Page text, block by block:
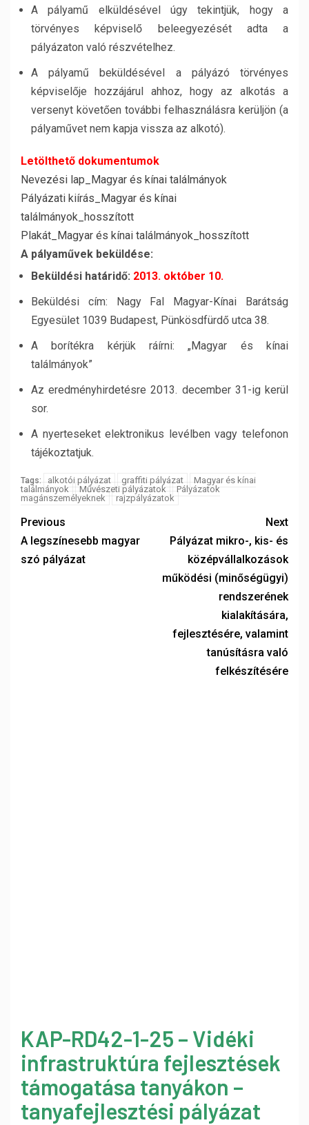
A pályamű elküldésével úgy tekintjük, hogy a
törvényes képviselő beleegyezését adta a
pályázaton való részvételhez.
A pályamű beküldésével a pályázó törvényes
képviselője hozzájárul ahhoz, hogy az alkotás a
versenyt követően további felhasználásra kerüljön (a
pályaművet nem kapja vissza az alkotó).
Letölthető dokumentumok
Nevezési lap_Magyar és kínai találmányok
Pályázati kiírás_Magyar és kínai
találmányok_hosszított
Plakát_Magyar és kínai találmányok_hosszított
A pályaművek beküldése:
Beküldési határidő: 2013. október 10.
Beküldési cím: Nagy Fal Magyar-Kínai Barátság
Egyesület 1039 Budapest, Pünkösdfürdő utca 38.
A borítékra kérjük ráírni: „Magyar és kínai
találmányok”
Az eredményhirdetésre 2013. december 31-ig kerül
sor.
A nyerteseket elektronikus levélben vagy telefonon
tájékoztatjuk.
Tags: alkotói pályázat graffiti pályázat
Magyar és kínai
találmányok
Művészeti pályázatok
Pályázatok
magánszemélyeknek
rajzpályázatok
Previous
A legszínesebb magyar
szó pályázat
Next
Pályázat mikro-, kis- és
középvállalkozások
működési (minőségügyi)
rendszerének
kialakítására,
fejlesztésére, valamint
tanúsításra való
felkészítésére
KAP-RD42-1-25 – Vidéki
infrastruktúra fejlesztések
támogatása tanyákon –
tanyafejlesztési pályázat